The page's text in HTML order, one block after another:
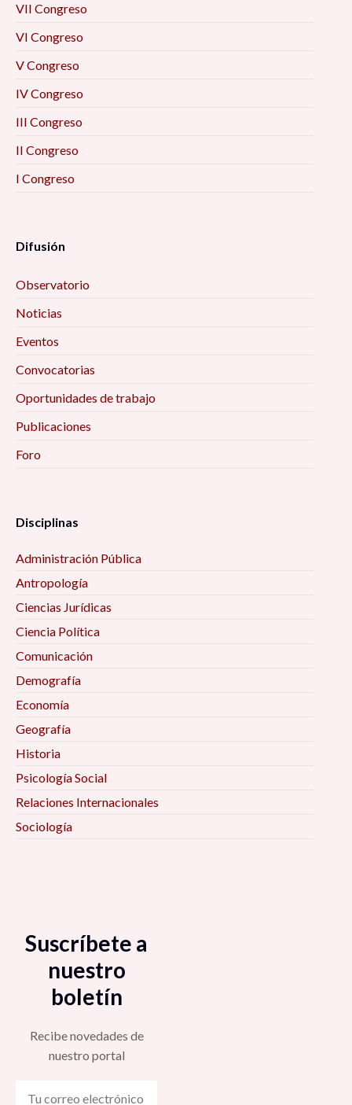
VII Congreso
VI Congreso
V Congreso
IV Congreso
III Congreso
II Congreso
I Congreso
Difusión
Observatorio
Noticias
Eventos
Convocatorias
Oportunidades de trabajo
Publicaciones
Foro
Disciplinas
Administración Pública
Antropología
Ciencias Jurídicas
Ciencia Política
Comunicación
Demografía
Economía
Geografía
Historia
Psicología Social
Relaciones Internacionales
Sociología
Suscríbete a
nuestro
boletín
Recibe novedades de
nuestro portal